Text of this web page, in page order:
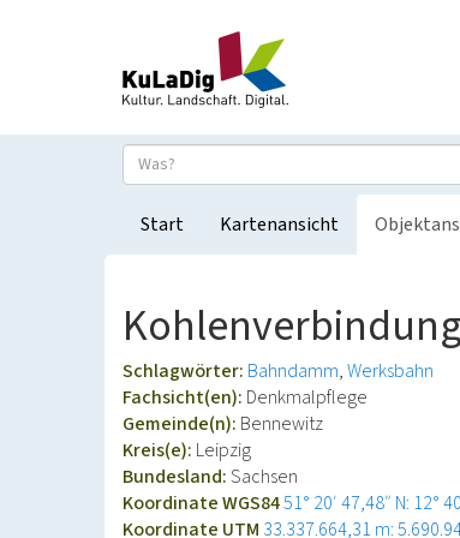
Start Kartenansicht
Schlagwörter: Bahndamm Werksbahn
Fachsicht(en): Denkmalpflege
Gemeinde(n): Bennewitz
Kreis(e): Leipzig
Bundesland:Sachsen
Koordinate WGS8451° 20′ 47,48″ N: 12°
Koordinate UTM 33.337.664,31 m: